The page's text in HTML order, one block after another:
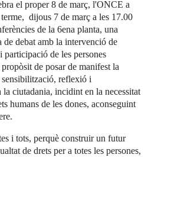
el proper 8 de març, l'ONCE a
dijous 7 de març a les 17.00
de la 6ena planta, una
de debat amb la intervenció de
participació de les persones
propòsit de posar de manifest la
reflexió i
la ciutadania, incidint en la necessitat
humans de les dones, aconseguint
i tots, perquè construir un futur
de drets per a totes les persones,